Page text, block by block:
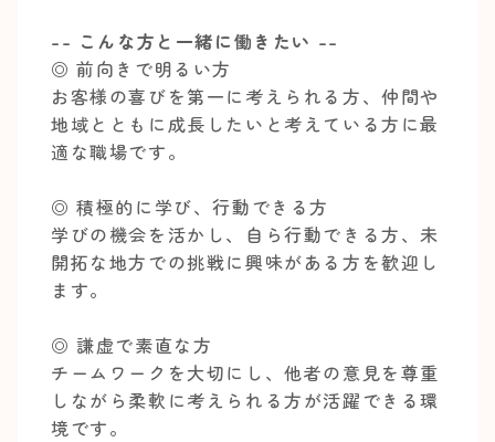
-- こんな方と一緒に働きたい --
◎ 前向きで明るい方
お客様の喜びを第一に考えられる方、仲間や
地域とともに成長したいと考えている方に最
適な職場です。
◎ 積極的に学び、行動できる方
学びの機会を活かし、自ら行動できる方、未
開拓な地方での挑戦に興味がある方を歓迎し
ます。
◎ 謙虚で素直な方
チームワークを大切にし、他者の意見を尊重
しながら柔軟に考えられる方が活躍できる環
境です。